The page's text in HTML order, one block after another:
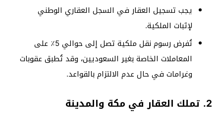
يجب تسجيل العقار في السجل العقاري الوطني
لإثبات الملكية.
تُفرض رسوم نقل ملكية تصل إلى حوالي 5٪ على
المعاملات الخاصة بغير السعوديين، وقد تُطبق عقوبات
وغرامات في حال عدم الالتزام بالقواعد.
2. تملك العقار في مكة والمدينة